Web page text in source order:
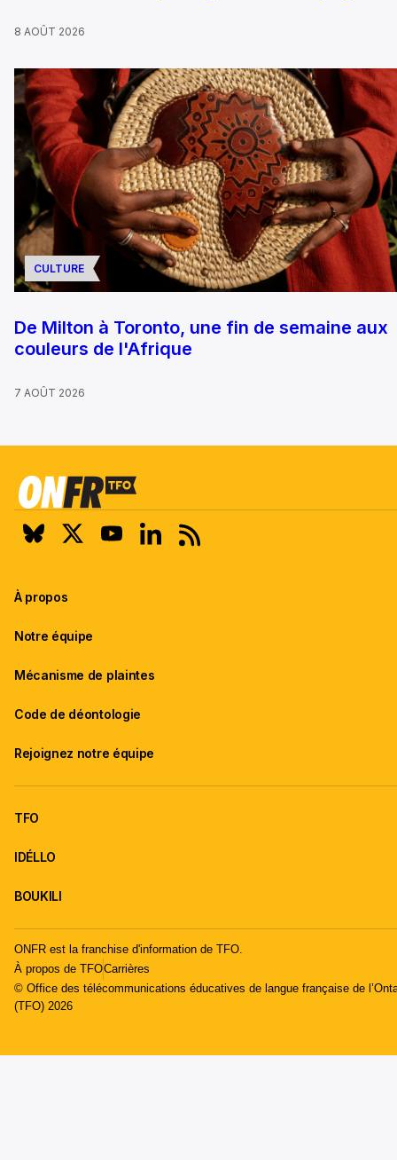
8 AOÛT 2026
CULTURE
De Milton à Toronto, une fin de semaine aux
couleurs de l'Afrique
7 AOÛT 2026
À propos
Notre équipe
Mécanisme de plaintes
Code de déontologie
Rejoignez notre équipe
TFO
IDÉLLO
BOUKILI
ONFR est la franchise d'information de TFO.
À propos de TFOCarrières
© Office des télécommunications éducatives de langue française de
(TFO) 2026